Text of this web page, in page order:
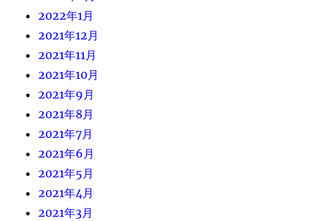
2022年1月
2021年12月
2021年11月
2021年10月
2021年9月
2021年8月
2021年7月
2021年6月
2021年5月
2021年4月
2021年3月